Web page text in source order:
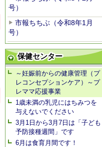
号）
市報ちちぶ（令和8年1月
号）
保健センター
～妊娠前からの健康管理（プ
レコンセプションケア）～プ
レママ応援事業
1歳未満の乳児にはちみつを
与えないでください
3月1日から3月7日は「子ども
予防接種週間」です
6月は食育月間です！